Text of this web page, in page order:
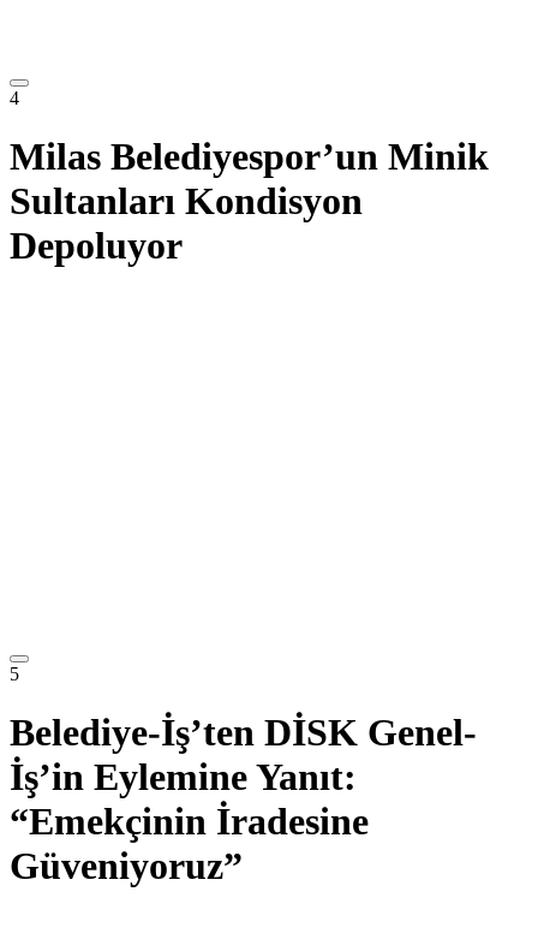
4
Milas Belediyespor’un Minik
Sultanları Kondisyon
Depoluyor
5
Belediye-İş’ten DİSK Genel-
İş’in Eylemine Yanıt:
“Emekçinin İradesine
Güveniyoruz”